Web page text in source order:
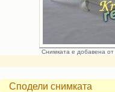
Снимката е добавена от
Сподели снимката